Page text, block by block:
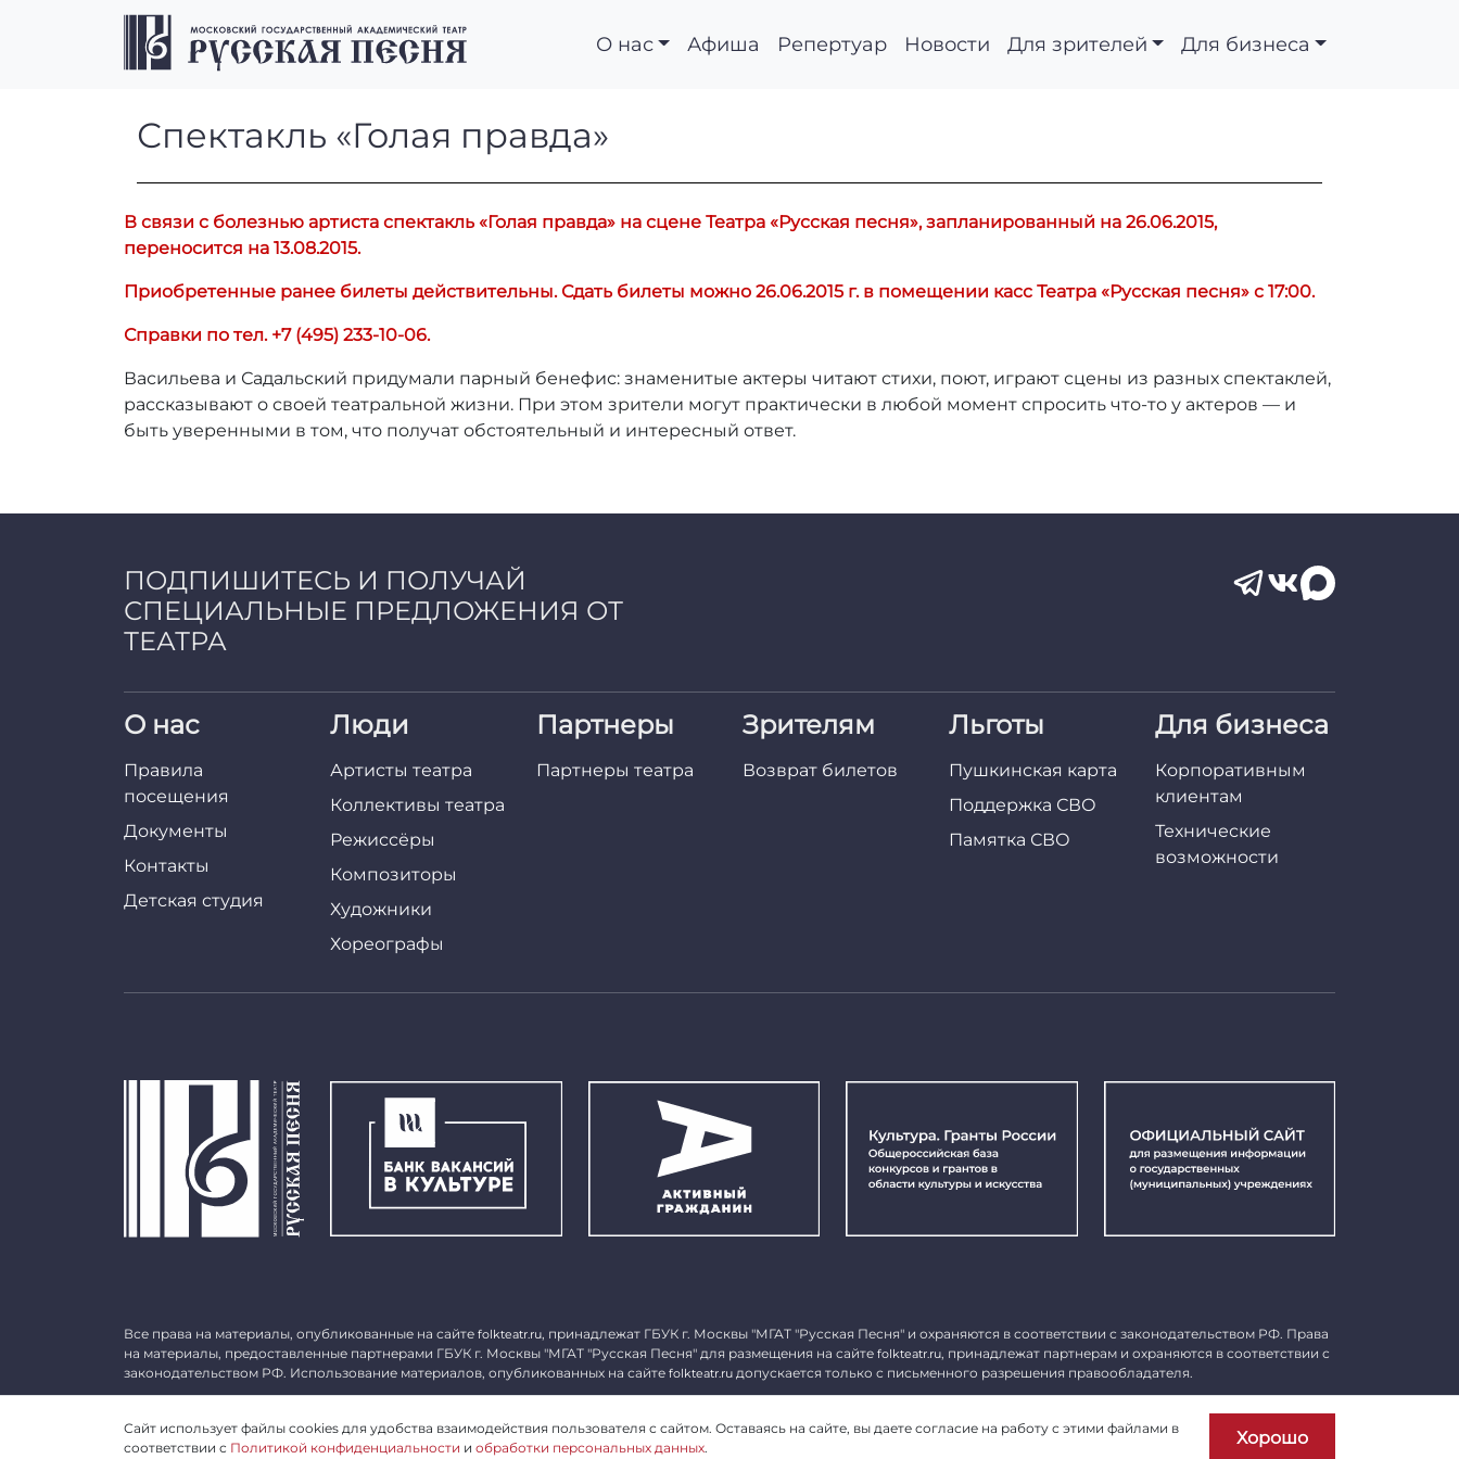
Перейти к содержимому
Перейти к футеру
О нас Афиша Репертуар Новости Для зрителей Для бизнеса
Спектакль «Голая правда»
Спектакль «Голая правда»
В связи с болезнью артиста спектакль «Голая правда» на сцене Театра «Русская песня», запланированный на 26.06.2015,
переносится на 13.08.2015.
Приобретенные ранее билеты действительны. Сдать билеты можно 26.06.2015 г. в помещении касс Театра «Русская песня» с 17:00.
Справки по тел. +7 (495) 233-10-06.
Васильева и Садальский придумали парный бенефис: знаменитые актеры читают стихи, поют, играют сцены из разных спектаклей,
рассказывают о своей театральной жизни. При этом зрители могут практически в любой момент спросить что-то у актеров — и
быть уверенными в том, что получат обстоятельный и интересный ответ.
ПОДПИШИТЕСЬ И ПОЛУЧАЙ
СПЕЦИАЛЬНЫЕ ПРЕДЛОЖЕНИЯ ОТ
ТЕАТРА
О нас
Правила
посещения
Документы
Контакты
Детская студия
Люди
Артисты театра
Коллективы театра
Режиссёры
Композиторы
Художники
Хореографы
Партнеры
Партнеры театра
Зрителям
Возврат билетов
Льготы
Пушкинская карта
Поддержка СВО
Памятка СВО
Для бизнеса
Корпоративным
клиентам
Технические
возможности
Все права на материалы, опубликованные на сайте folkteatr.ru, принадлежат ГБУК г. Москвы "МГАТ "Русская Песня" и охраняются в соответствии с законодательством РФ. Права
на материалы, предоставленные партнерами ГБУК г. Москвы "МГАТ "Русская Песня" для размещения на сайте folkteatr.ru, принадлежат партнерам и охраняются в соответствии с
законодательством РФ. Использование материалов, опубликованных на сайте folkteatr.ru допускается только с письменного разрешения правообладателя.
Пользовательское соглашение
Сайт использует файлы cookies для удобства взаимодействия пользователя с сайтом. Оставаясь на сайте, вы даете согласие на работу с этими файлами в
соответствии с Политикой конфиденциальности и обработки персональных данных. Хорошо